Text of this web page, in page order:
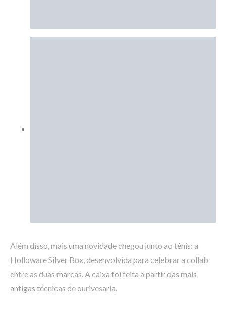
Além disso, mais uma novidade chegou junto ao tênis: a
Holloware Silver Box, desenvolvida para celebrar a collab
entre as duas marcas. A caixa foi feita a partir das mais
antigas técnicas de ourivesaria.